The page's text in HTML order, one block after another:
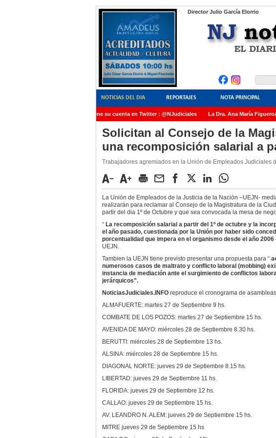
Director Julio García Elorrio
NOTICIAS DEL DIA REPORTAJES NOTA PRINCIPAL
NoticiasJudiciales.INFO tiene su cuenta en Twitter : @NJudiciales La Dra. Ana María Figueroa
AMIA quedó radicada ante el Juez Daniel RafecasSolicitan al Consejo de la
una recomposición salarial a
Trabajadores agremiados en la Unión de Empleados Judiciales
La Unión de Empleados de la Justicia de la Nación –UEJN-
realizarán para reclamar al Consejo de la Magistratura de la
partir del dia 1º de Octubre y que sea convocada la mesa de
“ La recomposición salarial a partir del 1º de octubre y la
el año pasado, cuestionada por la Unión por haber sido
porcentualidad que impera en el organismo desde el año
UEJN.
Tambien la UEJN tiene previsto presentar una propuesta para “
numerosos casos de maltrato y conflicto laboral (mobbing)
instancia de mediación ante el surgimiento de conflictos
jerárquicos”.
NoticiasJudiciales.INFO reproduce el cronograma de
ALMAFUERTE: martes 27 de Septiembre 9 hs.
COMBATE DE LOS POZOS: martes 27 de Septiembre 15 hs.
AVENIDA DE MAYO: miércoles 28 de Septiembre 8.30 hs.
BERUTTI: miércoles 28 de Septiembre 13 hs.
ALSINA: miércoles 28 de Septiembre 15 hs.
DIAGONAL NORTE: jueves 29 de Septiembre 8.15 hs.
LIBERTAD: jueves 29 de Septiembre 11 hs.
FLORIDA: jueves 29 de Septiembre 12 hs.
CALLAO: jueves 29 de Septiembre 15 hs.
AV. LEANDRO N. ALEM: jueves 29 de Septiembre 15 hs.
MITRE jueves 29 de Septiembre 15 hs